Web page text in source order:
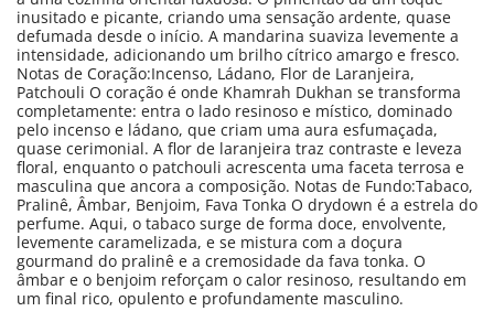
inusitado e picante, criando uma sensação ardente, quase
defumada desde o início. A mandarina suaviza levemente a
intensidade, adicionando um brilho cítrico amargo e fresco.
Notas de Coração:Incenso, Ládano, Flor de Laranjeira,
Patchouli O coração é onde Khamrah Dukhan se transforma
completamente: entra o lado resinoso e místico, dominado
pelo incenso e ládano, que criam uma aura esfumaçada,
quase cerimonial. A flor de laranjeira traz contraste e leveza
floral, enquanto o patchouli acrescenta uma faceta terrosa e
masculina que ancora a composição. Notas de Fundo:Tabaco,
Pralinê, Âmbar, Benjoim, Fava Tonka O drydown é a estrela do
perfume. Aqui, o tabaco surge de forma doce, envolvente,
levemente caramelizada, e se mistura com a doçura
gourmand do pralinê e a cremosidade da fava tonka. O
âmbar e o benjoim reforçam o calor resinoso, resultando em
um final rico, opulento e profundamente masculino.